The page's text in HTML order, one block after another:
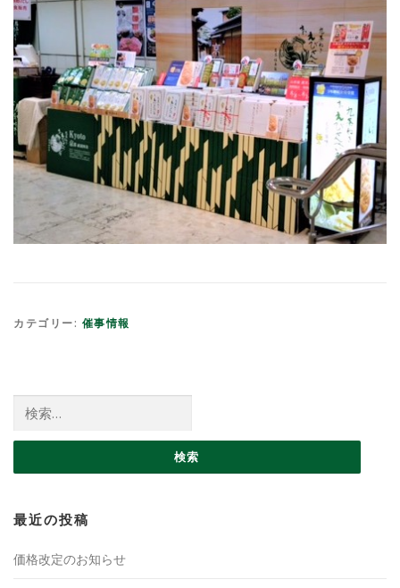
カテゴリー: 催事情報
検索:
最近の投稿
価格改定のお知らせ